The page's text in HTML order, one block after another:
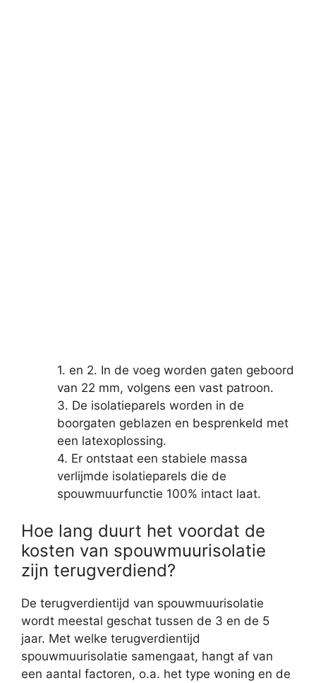
1. en 2. In de voeg worden gaten geboord
van 22 mm, volgens een vast patroon.
3. De isolatieparels worden in de
boorgaten geblazen en besprenkeld met
een latexoplossing.
4. Er ontstaat een stabiele massa
verlijmde isolatieparels die de
spouwmuurfunctie 100% intact laat.
Hoe lang duurt het voordat de
kosten van spouwmuurisolatie
zijn terugverdiend?
De terugverdientijd van spouwmuurisolatie
wordt meestal geschat tussen de 3 en de 5
jaar. Met welke terugverdientijd
spouwmuurisolatie samengaat, hangt af van
een aantal factoren, o.a. het type woning en de